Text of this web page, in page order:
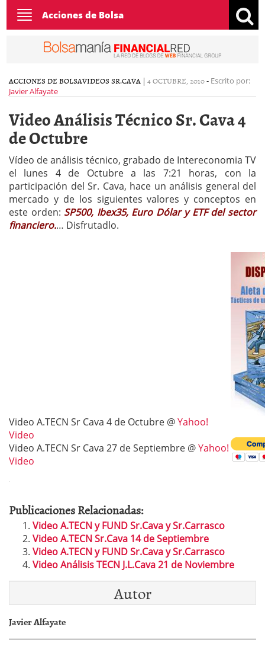
Toggle
navigation
Acciones de Bolsa
ACCIONES DE BOLSAVIDEOS SR.CAVA | 4 OCTUBRE, 2010- Escrito por:
Javier Alfayate
Video Análisis Técnico Sr. Cava 4
de Octubre
Vídeo de análisis técnico, grabado de Intereconomia TV
el lunes 4 de Octubre a las 7:21 horas, con la
participación del Sr. Cava, hace un análisis general del
mercado y de los siguientes valores y conceptos en
este orden: SP500, Ibex35, Euro Dólar y ETF del sector
financiero.… Disfrutadlo.
Video A.TECN Sr Cava 4 de Octubre @Yahoo!
Video
Video A.TECN Sr Cava 27 de Septiembre @Yahoo!
Video
Publicaciones Relacionadas:
Video A.TECN y FUND Sr.Cava y Sr.Carrasco
Video A.TECN Sr.Cava 14 de Septiembre
Video A.TECN y FUND Sr.Cava y Sr.Carrasco
Video Análisis TECN J.L.Cava 21 de Noviembre
Autor
Javier Alfayate